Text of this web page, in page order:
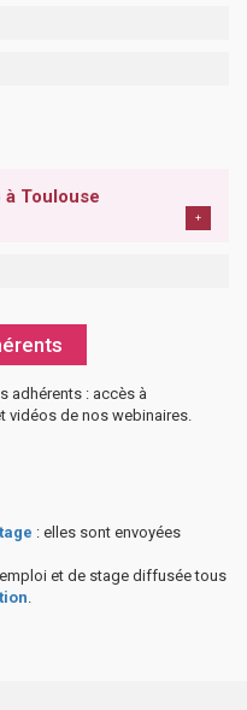
Toulouse
+
adhérents : accès à
vidéos de nos webinaires.
: elles sont envoyées
et de stage diffusée tous
.